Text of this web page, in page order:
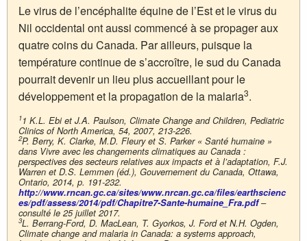
Le virus de l’encéphalite équine de l’Est et le virus du
Nil occidental ont aussi commencé à se propager aux
quatre coins du Canada. Par ailleurs, puisque la
température continue de s’accroître, le sud du Canada
pourrait devenir un lieu plus accueillant pour le
développement et la propagation de la malaria3.
11 K.L. Ebi et J.A. Paulson, Climate Change and Children, Pediatric
Clinics of North America, 54, 2007, 213-226.
2P. Berry, K. Clarke, M.D. Fleury et S. Parker « Santé humaine »
dans Vivre avec les changements climatiques au Canada :
perspectives des secteurs relatives aux impacts et à l’adaptation, F.J.
Warren et D.S. Lemmen (éd.), Gouvernement du Canada, Ottawa,
Ontario, 2014, p. 191-232.
http://www.rncan.gc.ca/sites/www.nrcan.gc.ca/files/earthscienc
es/pdf/assess/2014/pdf/Chapitre7-Sante-humaine_Fra.pdf–
consulté le 25 juillet 2017.
3L. Berrang-Ford, D. MacLean, T. Gyorkos, J. Ford et N.H. Ogden,
Climate change and malaria in Canada: a systems approach,